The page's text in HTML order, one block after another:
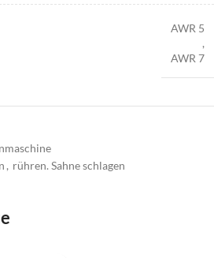
AWR 5
,
AWR 7
, rühren. Sahne schlagen